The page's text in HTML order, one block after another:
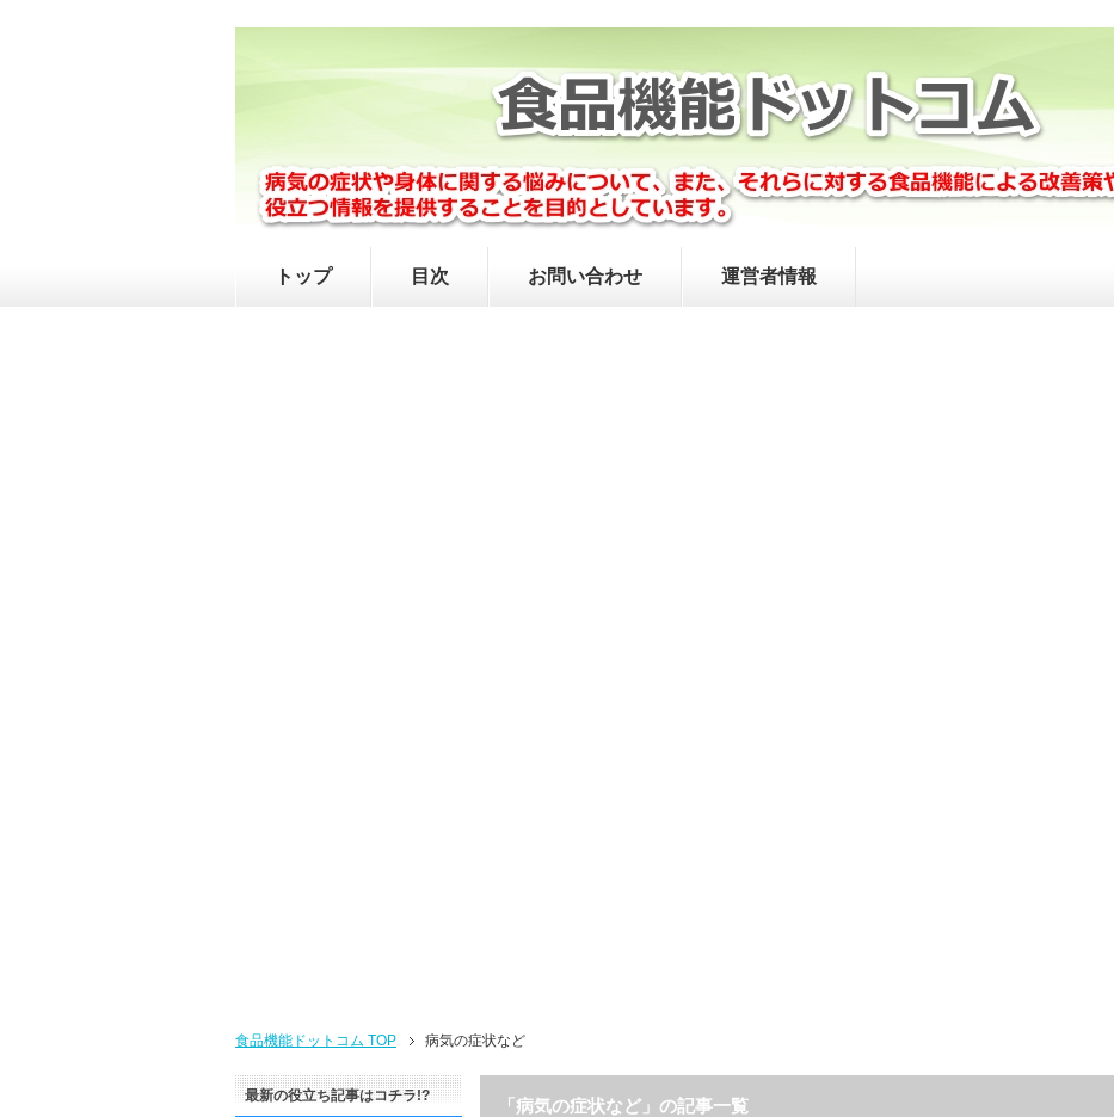
トップ 目次 お問い合わせ 運営者情報
食品機能ドットコム TOP 病気の症状など
「病気の症状など」の記事一覧
最新の役立ち記事はコチラ!?